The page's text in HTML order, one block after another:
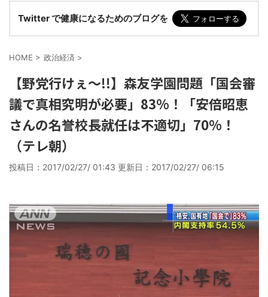
Twitter で健康になるためのブログを
HOME > 政治経済 >
【野党行けぇ～!!】森友学園問題「国会審
議で真相究明が必要」83%！「安倍昭恵
さんの名誉校長就任は不適切」70%！
（テレ朝）
投稿日：2017/02/27/ 01:43 更新日： 2017/02/27/ 06:15